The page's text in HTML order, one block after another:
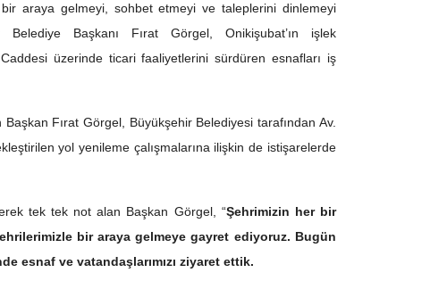
araya gelmeyi, sohbet etmeyi ve taleplerini dinlemeyi
Belediye Başkanı Fırat Görgel, Onikişubat’ın işlek
üzerinde ticari faaliyetlerini sürdüren esnafları iş
Fırat Görgel, Büyükşehir Belediyesi tarafından Av.
yol yenileme çalışmalarına ilişkin de istişarelerde
tek tek not alan Başkan Görgel, “Şehrimizin her bir
bir araya gelmeye gayret ediyoruz. Bugün
esnaf ve vatandaşlarımızı ziyaret ettik.